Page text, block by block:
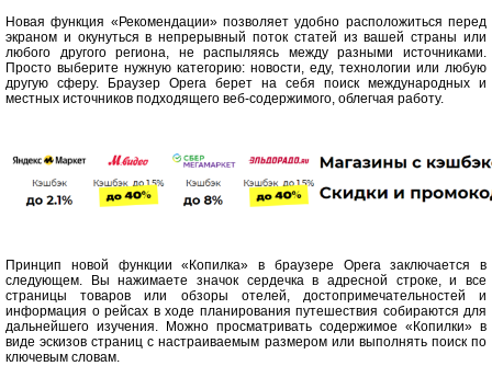
Новая функция «Рекомендации» позволяет удобно расположиться перед
экраном и окунуться в непрерывный поток статей из вашей страны или
любого другого региона, не распыляясь между разными источниками.
Просто выберите нужную категорию: новости, еду, технологии или любую
другую сферу. Браузер Opera берет на себя поиск международных и
местных источников подходящего веб-содержимого, облегчая работу.
Принцип новой функции «Копилка» в браузере Opera заключается в
следующем. Вы нажимаете значок сердечка в адресной строке, и все
страницы товаров или обзоры отелей, достопримечательностей и
информация о рейсах в ходе планирования путешествия собираются для
дальнейшего изучения. Можно просматривать содержимое «Копилки» в
виде эскизов страниц с настраиваемым размером или выполнять поиск по
ключевым словам.